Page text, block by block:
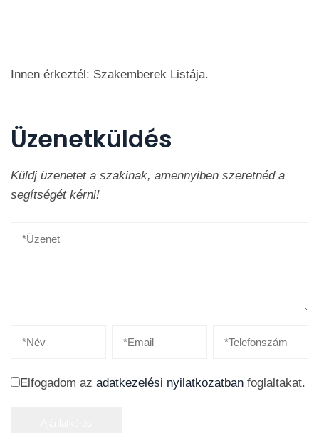
Innen érkeztél: Szakemberek Listája.
Üzenetküldés
Küldj üzenetet a szakinak, amennyiben szeretnéd a
segítségét kérni!
Elfogadom az adatkezelési nyilatkozatban foglaltakat.